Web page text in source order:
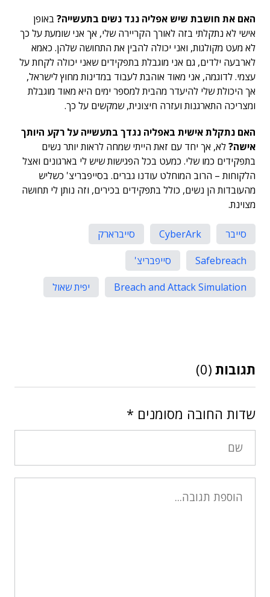
האם את חושבת שיש אפליה נגד נשים בתעשייה? באופן
אישי לא נתקלתי בזה לאורך הקריירה שלי, אך אני שומעת על כך
לא מעט מקולגות, ואני יכולה להבין את התחושה שלהן. כאמא
לארבעה ילדים, גם אני מוגבלת בתפקידים שאני יכולה לקחת על
עצמי. לדוגמה, אני מאוד אוהבת לעבוד במדינות מחוץ לישראל,
אך היכולת שלי להיעדר מהבית למספר ימים היא מאוד מוגבלת
ומצריכה התארגנות ועזרה חיצונית, שמקשים על כך.
האם נתקלת אישית באפליה נגדך בתעשייה על רקע היותך
אישה?לא, אך יחד עם זאת הייתי שמחה לראות יותר נשים
בתפקידים כמו שלי. כמעט בכל הפגישות שיש לי בארגונים ואצל
הלקוחות – הרוב המוחלט עודנו גברים. בסייפבריצ' כשליש
מהעובדות הן נשים, כולל בתפקידים בכירים, וזה נותן לי תחושה
מצוינת.
סייבר CyberArk
סייברארק
Safebreach
סייפבריצ'
Breach and Attack Simulation
יפית שאול
תגובות (0)
שדות החובה מסומנים *